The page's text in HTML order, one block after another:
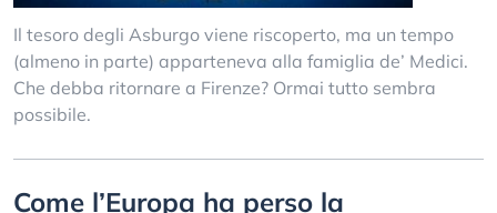
Il tesoro degli Asburgo viene riscoperto, ma un tempo
(almeno in parte) apparteneva alla famiglia de’ Medici.
Che debba ritornare a Firenze? Ormai tutto sembra
possibile.
Come l’Europa ha perso la